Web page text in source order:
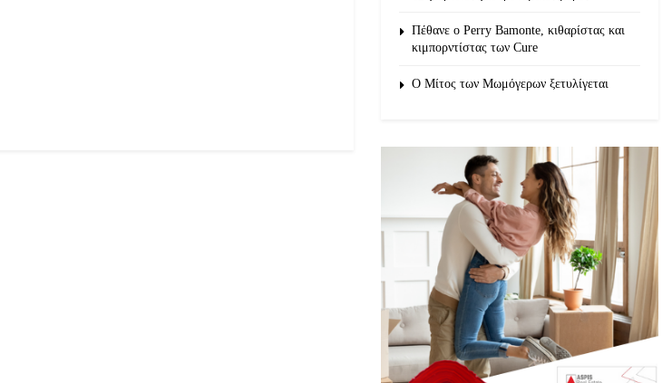
Πέθανε ο Perry Bamonte, κιθαρίστας και
κιμπορντίστας των Cure
O Μίτος των Μωμόγερων ξετυλίγεται